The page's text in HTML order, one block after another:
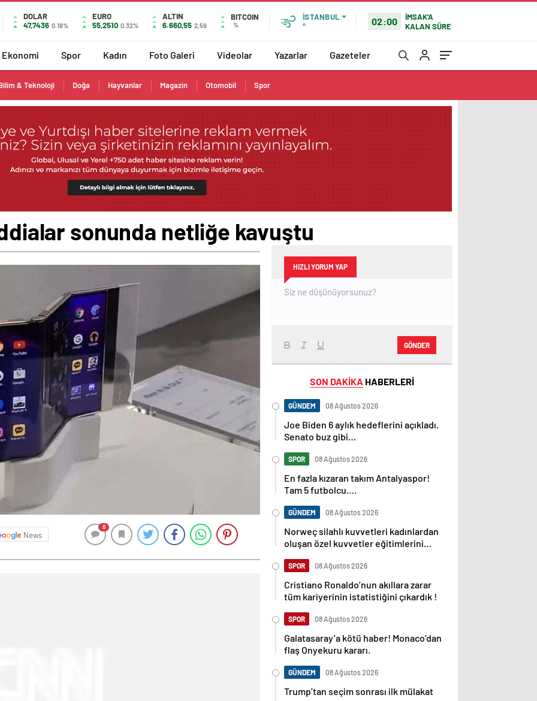
DOLAR
47,7436 0.18%
EURO
55,2510 0.32%
ALTIN
6.660,55 2,59
BITCOIN
%
İSTANBUL
°
02:00
İMSAK'A
KALAN SÜRE
Ekonomi Spor Kadın Foto Galeri Videolar Yazarlar Gazeteler
& Teknoloji Doğa Hayvanlar Magazin Otomobil Spor
sonunda netliğe kavuştu
News
0
HIZLI YORUM YAP
GÖNDER
SON DAKİKA HABERLERİ
GÜNDEM 08 Ağustos 2026
Joe Biden 6 aylık hedeflerini açıkladı.
Senato buz gibi…
SPOR 08 Ağustos 2026
En fazla kızaran takım Antalyaspor!
Tam 5 futbolcu….
GÜNDEM 08 Ağustos 2026
Norweç silahlı kuvvetleri kadınlardan
oluşan özel kuvvetler eğitimlerini
SPOR 08 Ağustos 2026
Cristiano Ronaldo’nun akıllara zarar
tüm kariyerinin istatistiğini çıkardık !
SPOR 08 Ağustos 2026
Galatasaray’a kötü haber! Monaco’dan
flaş Onyekuru kararı.
GÜNDEM 08 Ağustos 2026
Trump’tan seçim sonrası ilk mülakat